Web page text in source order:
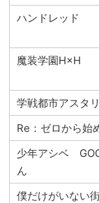
ハンドレッド
魔装学園H×H
学戦都市アスタ
Re：ゼロから始
少年アシベ
ん
僕だけがいない